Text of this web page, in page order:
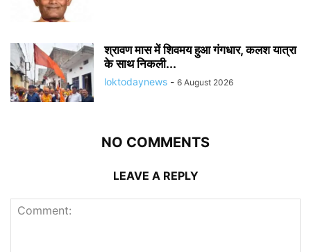
श्रावण मास में शिवमय हुआ गंगधार, कलश यात्रा
के साथ निकली...
loktodaynews - 6 August 2026
NO COMMENTS
LEAVE A REPLY